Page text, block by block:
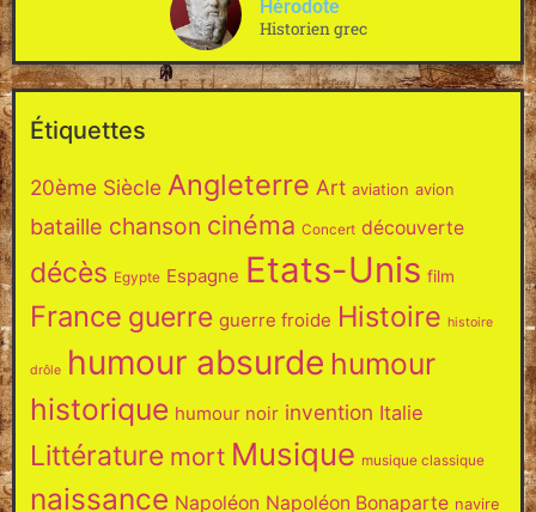
Hérodote
Historien grec
Étiquettes
20ème Siècle Angleterre Art aviation avion
bataille chanson cinéma Concert découverte
décès Egypte Espagne Etats-Unis film
France guerre guerre froide Histoire histoire
drôle humour absurde humour
historique humour noir invention Italie
Littérature mort Musique musique classique
naissance Napoléon Napoléon Bonaparte navire